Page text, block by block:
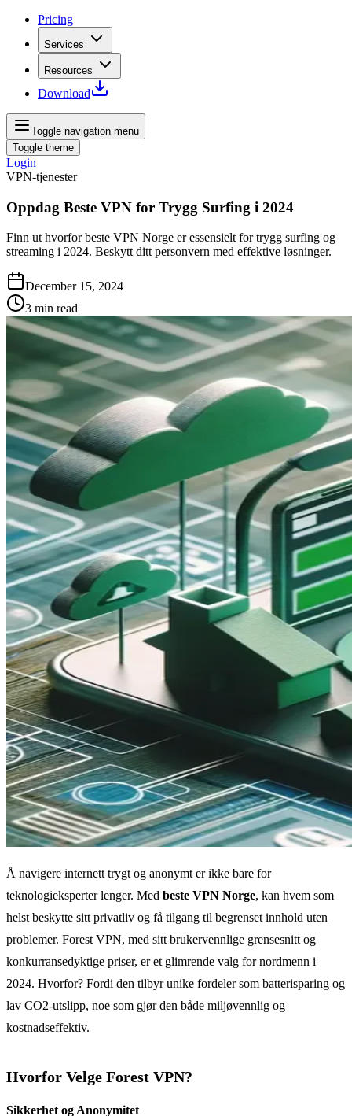
Pricing
Services
Resources
Download
Toggle navigation menu
Toggle theme
Login
VPN-tjenester
Oppdag Beste VPN for Trygg Surfing i 2024
Finn ut hvorfor beste VPN Norge er essensielt for trygg surfing og
streaming i 2024. Beskytt ditt personvern med effektive løsninger.
December 15, 2024
3 min read
Å navigere internett trygt og anonymt er ikke bare for
teknologieksperter lenger. Med beste VPN Norge, kan hvem som
helst beskytte sitt privatliv og få tilgang til begrenset innhold uten
problemer. Forest VPN, med sitt brukervennlige grensesnitt og
konkurransedyktige priser, er et glimrende valg for nordmenn i
2024. Hvorfor? Fordi den tilbyr unike fordeler som batterisparing og
lav CO2-utslipp, noe som gjør den både miljøvennlig og
kostnadseffektiv.
Hvorfor Velge Forest VPN?
Sikkerhet og Anonymitet